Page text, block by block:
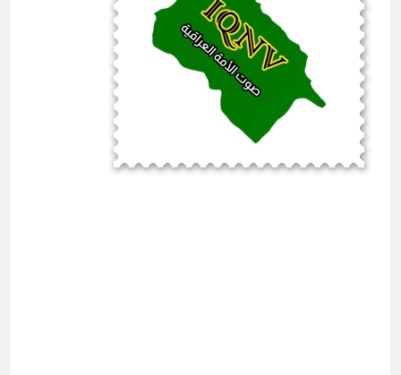
ساعتين Ago